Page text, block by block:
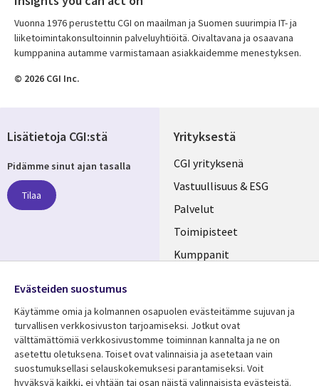
Vuonna 1976 perustettu CGI on maailman ja Suomen suurimpia IT- ja
liiketoimintakonsultoinnin palveluyhtiöitä. Oivaltavana ja osaavana
kumppanina autamme varmistamaan asiakkaidemme menestyksen.
© 2026 CGI Inc.
Yrityksestä
Useful
links
FINLAND
CGI yrityksenä
Vastuullisuus & ESG
Palvelut
Toimipisteet
Kumppanit
Resurssikeskus Lisätietoa
Lisätietoja CGI:stä
Pidämme sinut ajan tasalla
Tilaa
Media
FINLAND
Evästeiden suostumus
Käytämme omia ja kolmannen osapuolen evästeitämme sujuvan ja
turvallisen verkkosivuston tarjoamiseksi. Jotkut ovat
välttämättömiä verkkosivustomme toiminnan kannalta ja ne on
asetettu oletuksena. Toiset ovat valinnaisia ​​ja asetetaan vain
suostumuksellasi selauskokemuksesi parantamiseksi. Voit
hyväksyä kaikki, ei yhtään tai osan näistä valinnaisista evästeistä.